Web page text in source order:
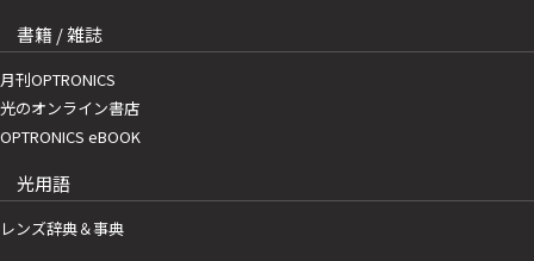
書籍 / 雑誌
月刊OPTRONICS
光のオンライン書店
OPTRONICS eBOOK
光用語
レンズ辞典＆事典